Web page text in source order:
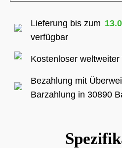
Lieferung bis zum
verfügbar
Kostenloser weltweiter
Bezahlung mit
Barzahlung in 30890